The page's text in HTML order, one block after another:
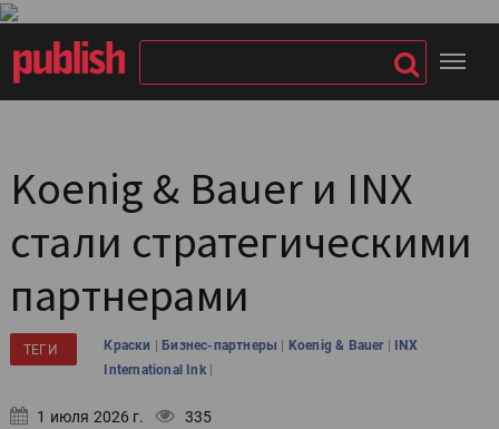
Koenig & Bauer и INX
стали стратегическими
партнерами
ТЕГИ Краски |Бизнес-партнеры | Koenig & Bauer |
INX
International Ink |
1 июля 2026 г. 335